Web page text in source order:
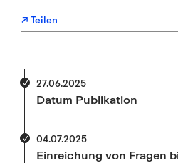
↗ Teilen
27.06.2025
Datum Publikation
04.07.2025
Einreichung von Fragen